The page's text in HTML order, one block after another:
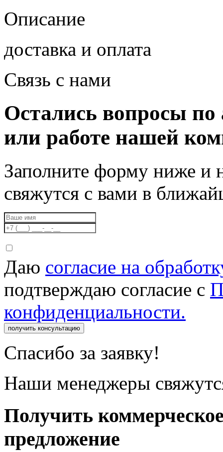
Описание
доставка и оплата
Связь с нами
Остались вопросы по
или работе нашей
Заполните форму ниже и
свяжутся с вами в
Даю согласие на
подтверждаю согласие с
конфиденциальности.
получить консультацию
Спасибо за заявку!
Наши менеджеры
Получить
предложение